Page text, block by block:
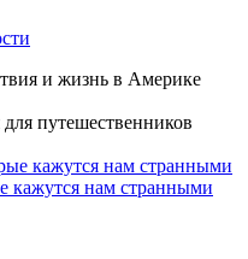
и жизнь в Америке
путешественников
кажутся нам странными